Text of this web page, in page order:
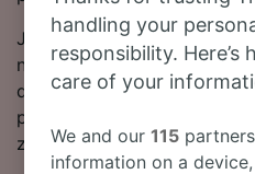
Jeśli chcesz dokonać
naszym serwisie tanich
dalej, aby znaleźć więcej
pociągiem do stacji Madryt,
zawierający pierwszy i
handling your
responsibility. Here’s
care of your
We and our115
information on a